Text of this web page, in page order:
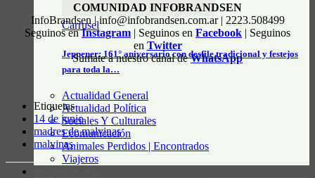
Carrusel
Jeppener: 161° aniversario con desfile tradicional y festejos
para toda la…
Actualidad General
Actualidad Política
Sociales Y Culturales
Ecomunicación
Animales Perdidos | Encontrados
Viajeros
COMUNIDAD INFOBRANDSEN
InfoBrandsen | info@infobrandsen.com.ar | 2223.508499
Seguinos enInstagram | Seguinos en Facebook | Seguinos
en Twitter
Sumate a nuestro canal deWhatsApp
Etiquetas
14 de junio
madres de malvinas
malvinas